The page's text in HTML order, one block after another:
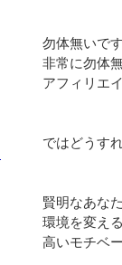
勿体無いです
非常に勿体
アフィリエ
ではどうす
賢明なあな
環境を変え
高いモチベ